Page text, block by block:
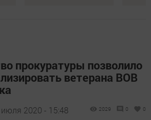
прокуратуры позволило
ветерана ВОВ
2020 - 15:48 2029 0 0